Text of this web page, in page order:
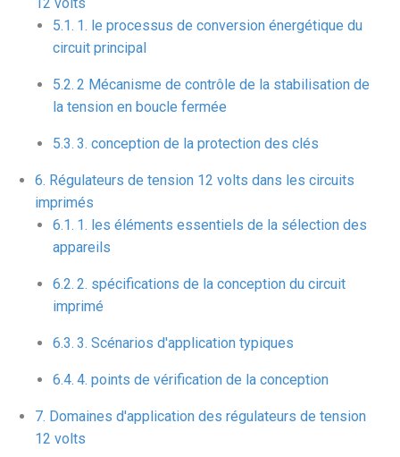
12 volts
1. le processus de conversion énergétique du
circuit principal
2 Mécanisme de contrôle de la stabilisation de
la tension en boucle fermée
3. conception de la protection des clés
Régulateurs de tension 12 volts dans les circuits
imprimés
1. les éléments essentiels de la sélection des
appareils
2. spécifications de la conception du circuit
imprimé
3. Scénarios d'application typiques
4. points de vérification de la conception
Domaines d'application des régulateurs de tension
12 volts